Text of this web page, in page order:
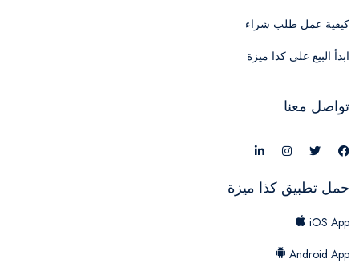
كيفية عمل طلب شراء
ابدأ البيع علي كذا ميزة
تواصل معنا
حمل تطبيق كذا ميزة
iOS App
Android App